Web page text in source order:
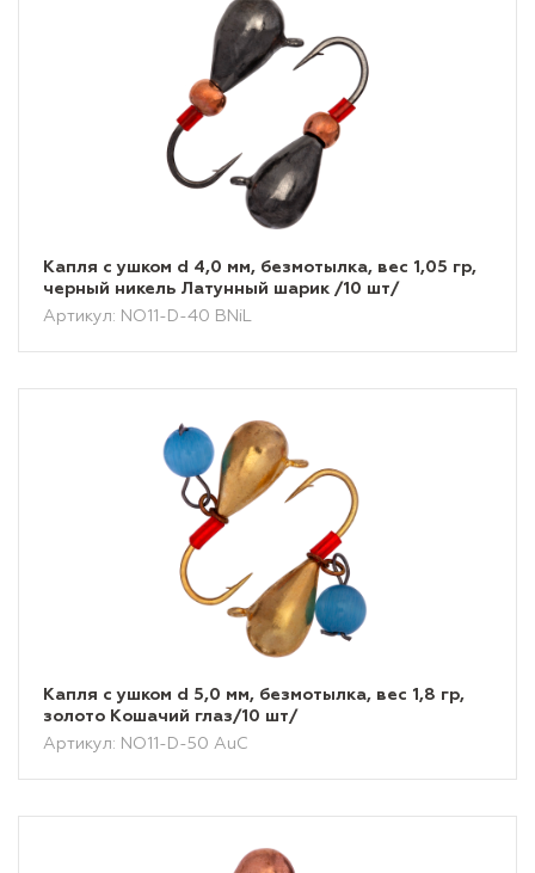
Капля с ушком d 4,0 мм, безмотылка, вес 1,05 гр,
черный никель Латунный шарик /10 шт/
Артикул: NO11-D-40 BNiL
Капля с ушком d 5,0 мм, безмотылка, вес 1,8 гр,
золото Кошачий глаз/10 шт/
Артикул: NO11-D-50 AuC